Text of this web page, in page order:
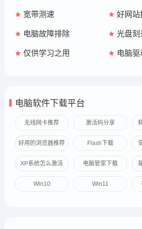
宽带测速 好网站
电脑故障排除 光盘刻
仅供学习之用 电脑
电脑软件下载平台
无线网卡推荐 激活码分享
好用的浏览器推荐 Flash下载
XP系统怎么激活 电脑管家下载
Win10 Win11